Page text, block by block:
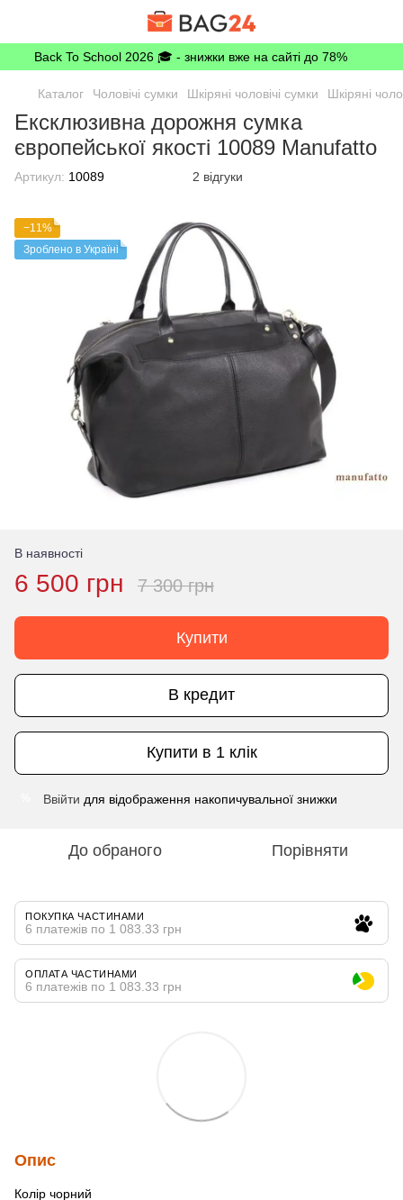
Back To School 2026 🎓 - знижки вже на сайті до 78%
Каталог Чоловічі сумки Шкіряні чоловічі сумки Шкіряні
Ексклюзивна дорожня сумка
європейської якості 10089 Manufatto
Артикул: 10089 2 відгуки
−11%
Зроблено в Україні
В наявності
6 500 грн 7 300 грн
Купити
В кредит
Купити в 1 клік
Ввійти для відображення накопичувальної знижки
До обраного Порівняти
ПОКУПКА ЧАСТИНАМИ
6 платежів по 1 083.33 грн
ОПЛАТА ЧАСТИНАМИ
6 платежів по 1 083.33 грн
Опис
Колір чорний